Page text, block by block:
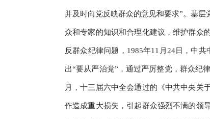
并及时向党反映群众的意见和要求”。基
众和专家的知识和合理化建议，维护群众
反群众纪律问题，1985年11月24日，中
出“要从严治党”，通过严厉整党，群众纪
月，十三届六中全会通过的《中共中央关
作造成重大损失，引起群众强烈不满的领